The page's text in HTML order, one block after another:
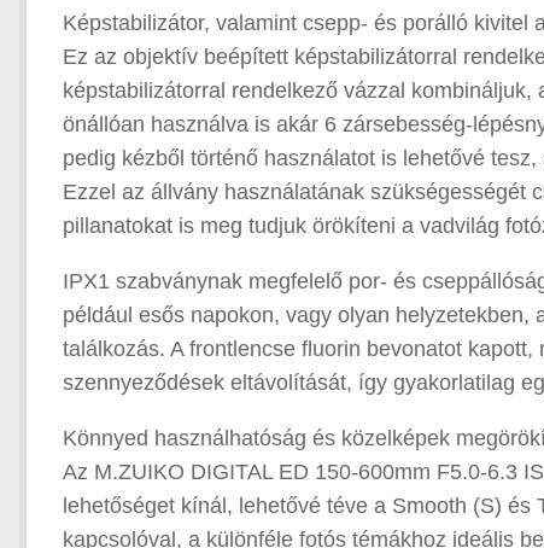
Képstabilizátor, valamint csepp- és porálló kivitel
Ez az objektív beépített képstabilizátorral
képstabilizátorral rendelkező vázzal
önállóan használva is akár 6 zársebesség-
pedig kézből történő használatot is lehetővé
Ezzel az állvány használatának szükségességét
pillanatokat is meg tudjuk örökíteni a vadvilág
IPX1 szabványnak megfelelő por- és
például esős napokon, vagy olyan
találkozás. A frontlencse fluorin bevonatot
szennyeződések eltávolítását, így gyakorlatilag
Könnyed használhatóság és közelképek
Az M.ZUIKO DIGITAL ED 150-600mm F5.0-6.3
lehetőséget kínál, lehetővé téve a Smooth (S)
kapcsolóval, a különféle fotós témákhoz ideális